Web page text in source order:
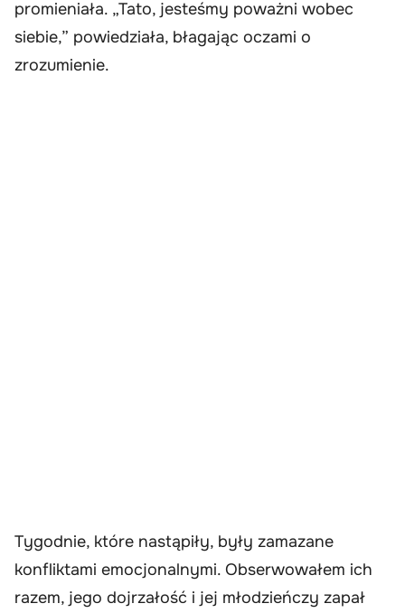
promieniała. „Tato, jesteśmy poważni wobec
siebie,” powiedziała, błagając oczami o
zrozumienie.
Tygodnie, które nastąpiły, były zamazane
konfliktami emocjonalnymi. Obserwowałem ich
razem, jego dojrzałość i jej młodzieńczy zapał